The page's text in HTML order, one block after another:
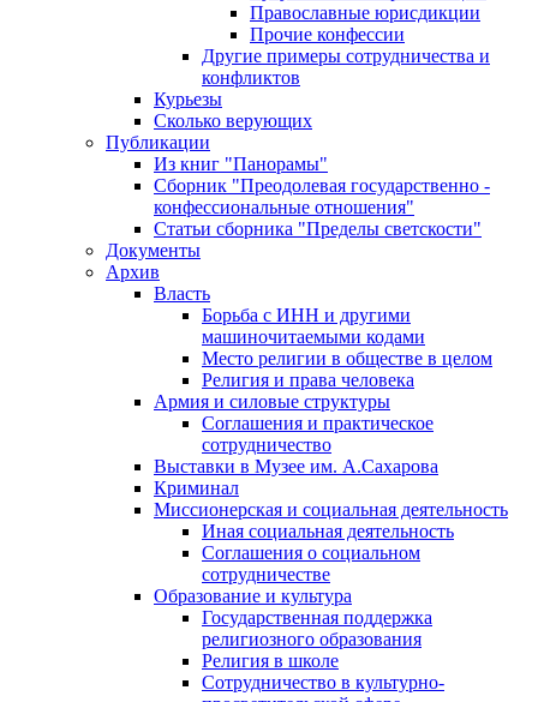
Православные юрисдикции
Прочие конфессии
Другие примеры сотрудничества и
конфликтов
Курьезы
Сколько верующих
Публикации
Из книг "Панорамы"
Сборник "Преодолевая государственно -
конфессиональные отношения"
Статьи сборника "Пределы светскости"
Документы
Архив
Власть
Борьба с ИНН и другими
машиночитаемыми кодами
Место религии в обществе в целом
Религия и права человека
Армия и силовые структуры
Соглашения и практическое
сотрудничество
Выставки в Музее им. А.Сахарова
Криминал
Миссионерская и социальная деятельность
Иная социальная деятельность
Соглашения о социальном
сотрудничестве
Образование и культура
Государственная поддержка
религиозного образования
Религия в школе
Сотрудничество в культурно-